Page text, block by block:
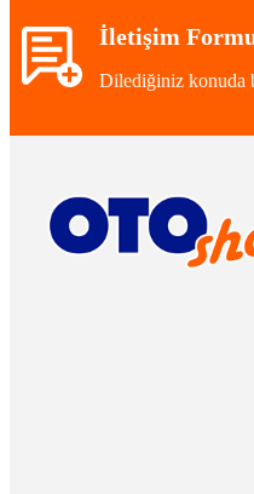
İletişim
Dilediğiniz konuda